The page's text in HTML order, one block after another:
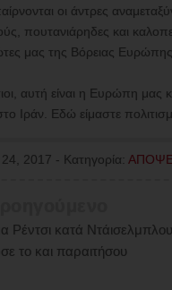
οι άντρες
πουτανιάρηδες και
μας της Βόρειας
αυτή είναι η Ευρώπη μας
Ιράν. Εδώ είμαστε
2017 - Κατηγορία:
Ρέντσι κατά
το και παραιτήσου